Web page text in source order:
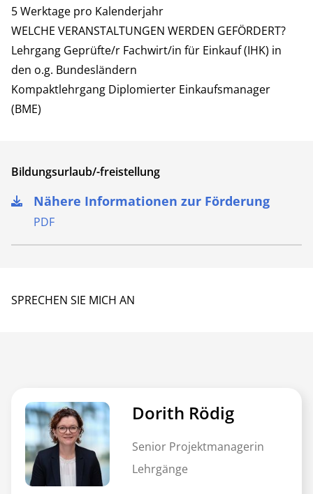
5 Werktage pro Kalenderjahr
WELCHE VERANSTALTUNGEN WERDEN GEFÖRDERT?
Lehrgang Geprüfte/r Fachwirt/in für Einkauf (IHK) in
den o.g. Bundesländern
Kompaktlehrgang Diplomierter Einkaufsmanager
(BME)
Bildungsurlaub/-freistellung
Nähere Informationen zur Förderung
PDF
SPRECHEN SIE MICH AN
Dorith Rödig
Senior Projektmanagerin
Lehrgänge